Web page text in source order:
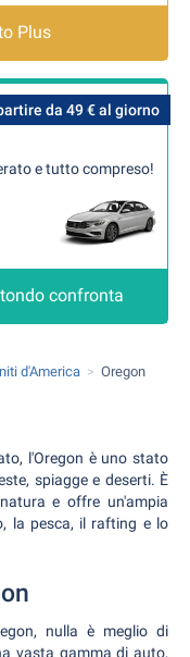
Plus
da 49 € al giorno
e tutto compreso!
confronta
d'America Oregon
l'Oregon è uno stato
spiagge e deserti. È
e offre un'ampia
la pesca, il rafting e lo
nulla è meglio di
vasta gamma di auto,